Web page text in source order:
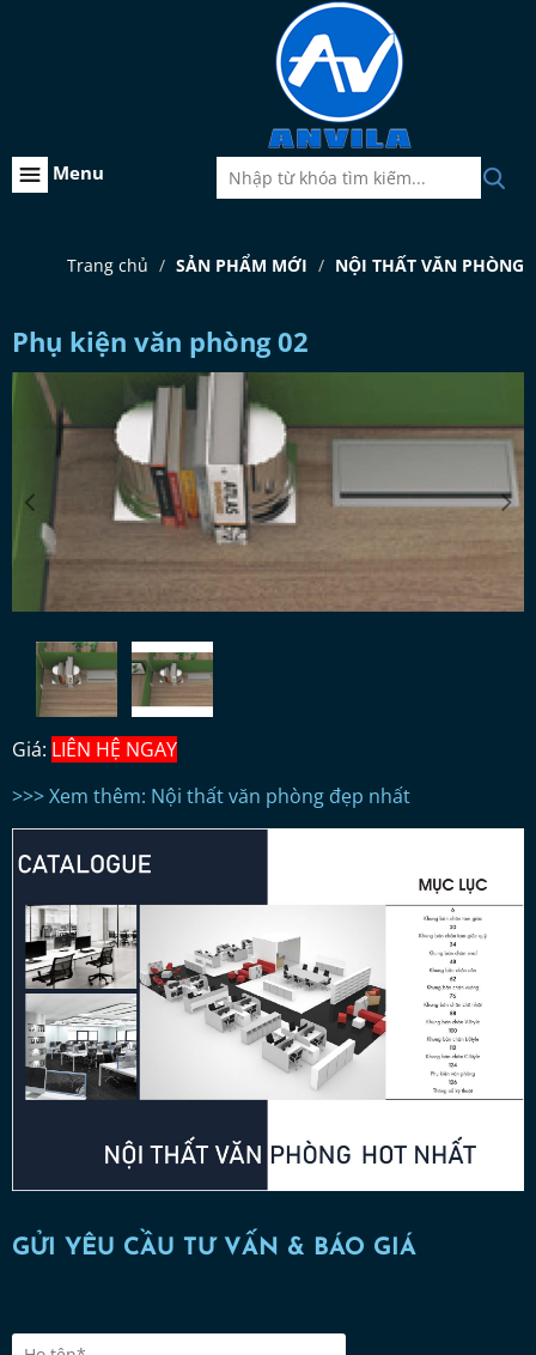
Menu
Trang chủ SẢN PHẨM MỚI NỘI THẤT VĂN PHÒNG
Phụ kiện văn phòng 02
Giá: LIÊN HỆ NGAY
>>> Xem thêm: Nội thất văn phòng đẹp nhất
GỬI YÊU CẦU TƯ VẤN & BÁO GIÁ